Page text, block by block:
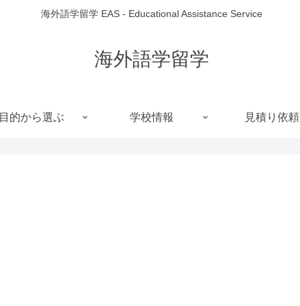
海外語学留学 EAS - Educational Assistance Service
海外語学留学
目的から選ぶ 学校情報 見積り依頼